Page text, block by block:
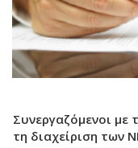
Συνεργαζόμενοι με
τη διαχείριση των